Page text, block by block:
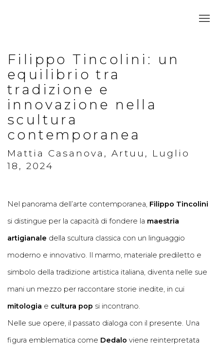
Filippo Tincolini: un
equilibrio tra
tradizione e
innovazione nella
scultura
contemporanea
Mattia Casanova, Artuu, Luglio
18, 2024
Nel panorama dell’arte contemporanea, Filippo Tincolini
si distingue per la capacità di fondere la maestria
artigianale della scultura classica con un linguaggio
moderno e innovativo. Il marmo, materiale prediletto e
simbolo della tradizione artistica italiana, diventa nelle sue
mani un mezzo per raccontare storie inedite, in cui
mitologia e cultura pop si incontrano.
Nelle sue opere, il passato dialoga con il presente. Una
figura emblematica come Dedalo viene reinterpretata